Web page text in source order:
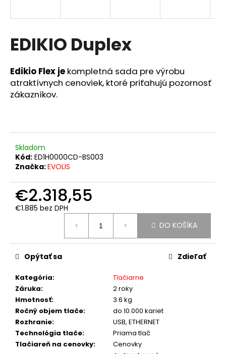
EDIKIO Duplex
Edikio Flex je kompletná sada pre výrobu
atraktívnych cenoviek, ktoré priťahujú pozornosť
zákazníkov.
Skladom
Kód: ED1H0000CD-BS003
Značka:EVOLIS
€2.318,55
€1.885 bez DPH
DO KOŠÍKA
Kategória:
Tlačiarne
Záruka:
2 roky
Hmotnosť:
3.6 kg
Ročný objem tlače:
do 10.000 kariet
Rozhranie:
USB, ETHERNET
Technológia tlače:
Priama tlač
Tlačiareň na cenovky:
Cenovky
Opýtať sa Zdieľať
s
ť
?
O
d
p
o
e